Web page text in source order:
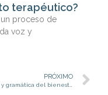
terapéutico?
proceso de
voz y
PRÓXIMO
Sintaxis y gramática del bienestar